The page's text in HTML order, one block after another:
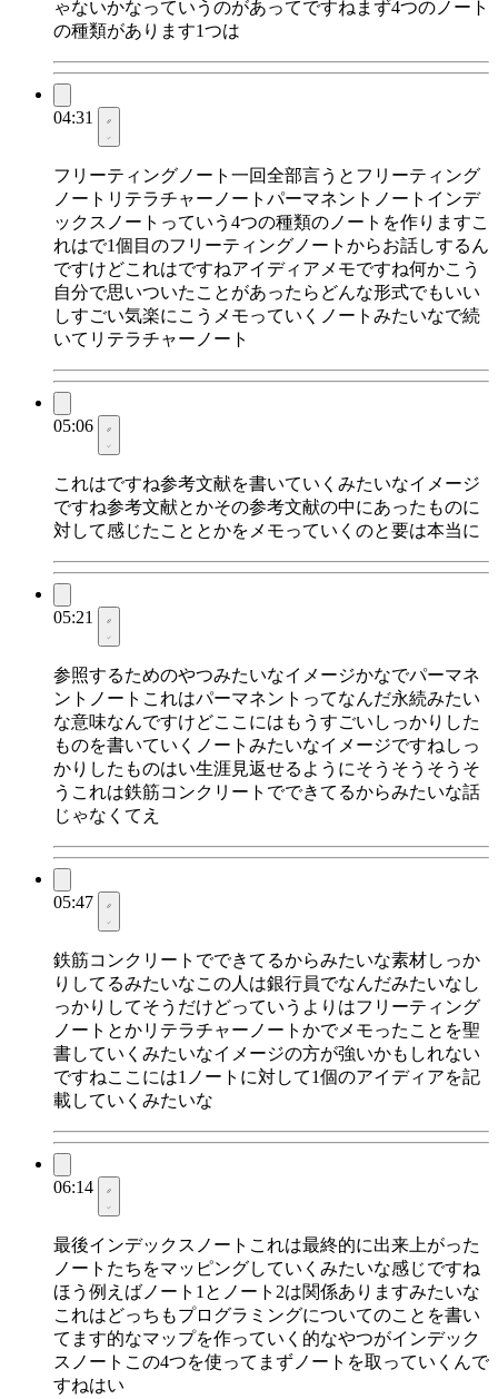
ゃないかなっていうのがあってですねまず4つのノート
の種類があります1つは
04:31
フリーティングノート一回全部言うとフリーティング
ノートリテラチャーノートパーマネントノートインデ
ックスノートっていう4つの種類のノートを作りますこ
れはで1個目のフリーティングノートからお話しするん
ですけどこれはですねアイディアメモですね何かこう
自分で思いついたことがあったらどんな形式でもいい
しすごい気楽にこうメモっていくノートみたいなで続
いてリテラチャーノート
05:06
これはですね参考文献を書いていくみたいなイメージ
ですね参考文献とかその参考文献の中にあったものに
対して感じたこととかをメモっていくのと要は本当に
05:21
参照するためのやつみたいなイメージかなでパーマネ
ントノートこれはパーマネントってなんだ永続みたい
な意味なんですけどここにはもうすごいしっかりした
ものを書いていくノートみたいなイメージですねしっ
かりしたものはい生涯見返せるようにそうそうそうそ
うこれは鉄筋コンクリートでできてるからみたいな話
じゃなくてえ
05:47
鉄筋コンクリートでできてるからみたいな素材しっか
りしてるみたいなこの人は銀行員でなんだみたいなし
っかりしてそうだけどっていうよりはフリーティング
ノートとかリテラチャーノートかでメモったことを聖
書していくみたいなイメージの方が強いかもしれない
ですねここには1ノートに対して1個のアイディアを記
載していくみたいな
06:14
最後インデックスノートこれは最終的に出来上がった
ノートたちをマッピングしていくみたいな感じですね
ほう例えばノート1とノート2は関係ありますみたいな
これはどっちもプログラミングについてのことを書い
てます的なマップを作っていく的なやつがインデック
スノートこの4つを使ってまずノートを取っていくんで
すねはい